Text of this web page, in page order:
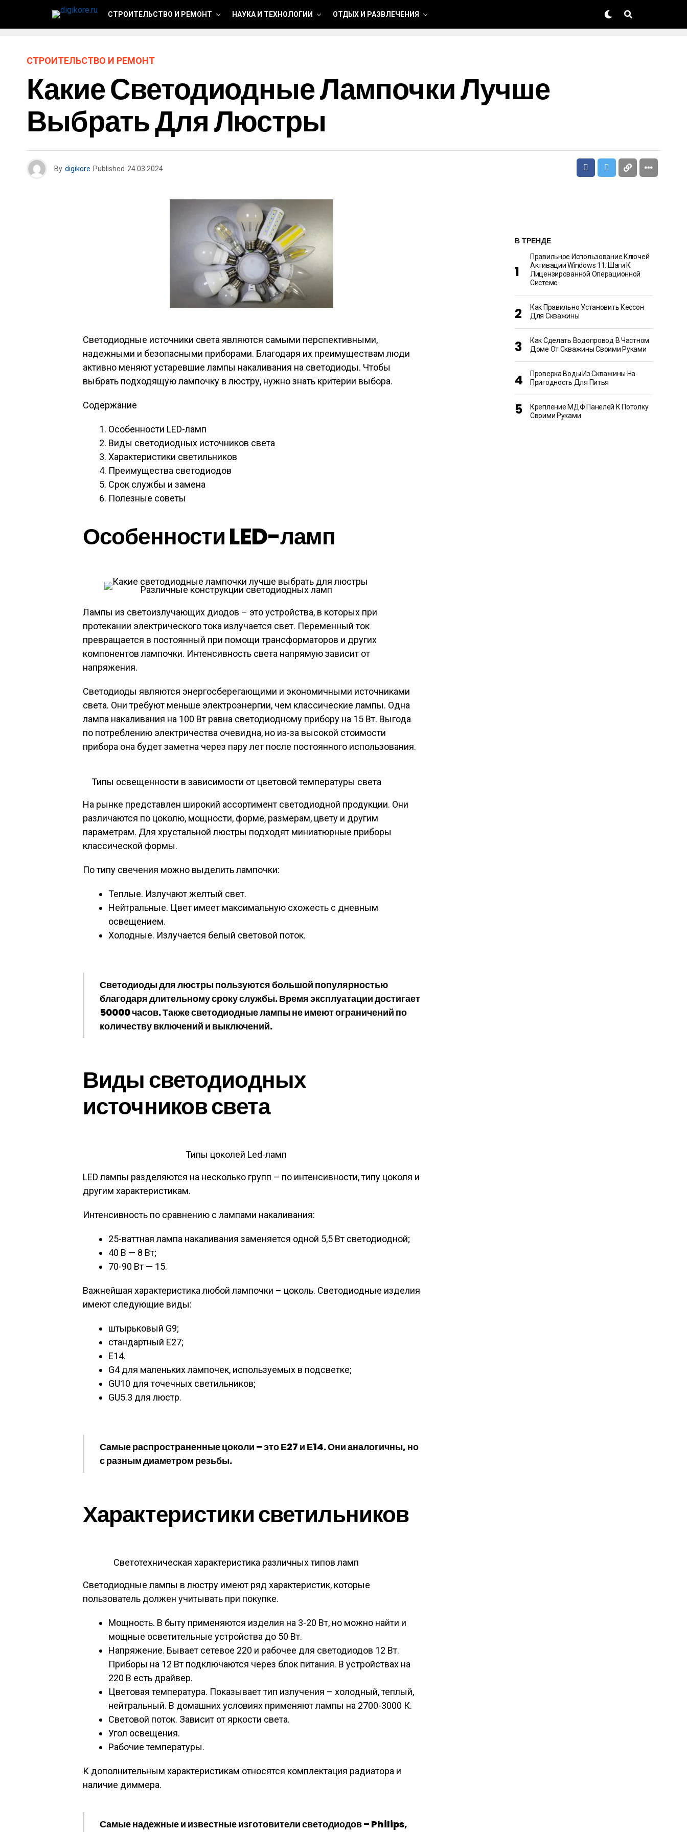
СТРОИТЕЛЬСТВО И РЕМОНТ НАУКА И ТЕХНОЛОГИИ ОТДЫХ И РАЗВЛЕЧЕНИЯ
СТРОИТЕЛЬСТВО И РЕМОНТ
Какие Светодиодные Лампочки Лучше
Выбрать Для Люстры
By digikore Published 24.03.2024
Светодиодные источники света являются самыми перспективными,
надежными и безопасными приборами. Благодаря их преимуществам люди
активно меняют устаревшие лампы накаливания на светодиоды. Чтобы
выбрать подходящую лампочку в люстру, нужно знать критерии выбора.
Содержание
Особенности LED-ламп
Виды светодиодных источников света
Характеристики светильников
Преимущества светодиодов
Срок службы и замена
Полезные советы
Особенности LED-ламп
Различные конструкции светодиодных ламп
Лампы из светоизлучающих диодов – это устройства, в которых при
протекании электрического тока излучается свет. Переменный ток
превращается в постоянный при помощи трансформаторов и других
компонентов лампочки. Интенсивность света напрямую зависит от
напряжения.
Светодиоды являются энергосберегающими и экономичными источниками
света. Они требуют меньше электроэнергии, чем классические лампы. Одна
лампа накаливания на 100 Вт равна светодиодному прибору на 15 Вт. Выгода
по потреблению электричества очевидна, но из-за высокой стоимости
прибора она будет заметна через пару лет после постоянного использования.
Типы освещенности в зависимости от цветовой температуры света
На рынке представлен широкий ассортимент светодиодной продукции. Они
различаются по цоколю, мощности, форме, размерам, цвету и другим
параметрам. Для хрустальной люстры подходят миниатюрные приборы
классической формы.
По типу свечения можно выделить лампочки:
Теплые. Излучают желтый свет.
Нейтральные. Цвет имеет максимальную схожесть с дневным
освещением.
Холодные. Излучается белый световой поток.
Светодиоды для люстры пользуются большой популярностью
благодаря длительному сроку службы. Время эксплуатации достигает
50000 часов. Также светодиодные лампы не имеют ограничений по
количеству включений и выключений.
Виды светодиодных
источников света
Типы цоколей Led-ламп
LED лампы разделяются на несколько групп – по интенсивности, типу цоколя и
другим характеристикам.
Интенсивность по сравнению с лампами накаливания:
25-ваттная лампа накаливания заменяется одной 5,5 Вт светодиодной;
40 В — 8 Вт;
70-90 Вт — 15.
Важнейшая характеристика любой лампочки – цоколь. Светодиодные изделия
имеют следующие виды:
штырьковый G9;
стандартный Е27;
Е14.
G4 для маленьких лампочек, используемых в подсветке;
GU10 для точечных светильников;
GU5.3 для люстр.
Самые распространенные цоколи – это Е27 и Е14. Они аналогичны, но
с разным диаметром резьбы.
Характеристики светильников
Светотехническая характеристика различных типов ламп
Светодиодные лампы в люстру имеют ряд характеристик, которые
пользователь должен учитывать при покупке.
Мощность. В быту применяются изделия на 3-20 Вт, но можно найти и
мощные осветительные устройства до 50 Вт.
Напряжение. Бывает сетевое 220 и рабочее для светодиодов 12 Вт.
Приборы на 12 Вт подключаются через блок питания. В устройствах на
220 В есть драйвер.
Цветовая температура. Показывает тип излучения – холодный, теплый,
нейтральный. В домашних условиях применяют лампы на 2700-3000 К.
Световой поток. Зависит от яркости света.
Угол освещения.
Рабочие температуры.
К дополнительным характеристикам относятся комплектация радиатора и
наличие диммера.
Самые надежные и известные изготовители светодиодов – Philips,
В ТРЕНДЕ
Правильное Использование Ключей
Активации Windows 11: Шаги К
Лицензированной Операционной
Системе
Как Правильно Установить Кессон
Для Скважины
Как Сделать Водопровод В Частном
Доме От Скважины Своими Руками
Проверка Воды Из Скважины На
Пригодность Для Питья
Крепление МДФ Панелей К Потолку
Своими Руками